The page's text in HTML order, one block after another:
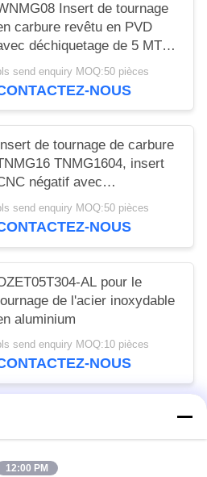
Insert de tournage
carbure revêtu en PVD
déchiquetage de 5 MT
pour l'acier et l'acier allié
send enquiry MOQ:50 pièces
NOUS
Insert de tournage de carbure
TNMG1604, insert
négatif avec
déchiqueteur semi-fini 3MU
send enquiry MOQ:50 pièces
NOUS
AL pour le
de l'acier inoxydable
aluminium
send enquiry MOQ:10 pièces
NOUS
12:00 PM